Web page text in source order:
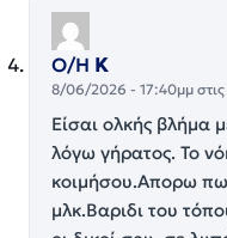
Ο/Η Κ
8/06/2026 - 17:40μμ
Είσαι ολκής βλήμα
λόγω γήρατος. Το
κοιμήσου.Απορω
μλκ.Βαριδι του